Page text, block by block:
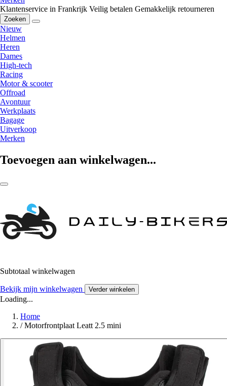
Klantenservice in Frankrijk Veilig betalen Gemakkelijk retourneren
Zoeken
Nieuw
Helmen
Heren
Dames
High-tech
Racing
Motor & scooter
Offroad
Avontuur
Werkplaats
Bagage
Uitverkoop
Merken
Toevoegen aan winkelwagen...
Subtotaal winkelwagen
Bekijk mijn winkelwagen Verder winkelen
Loading...
Home
/ Motorfrontplaat Leatt 2.5 mini